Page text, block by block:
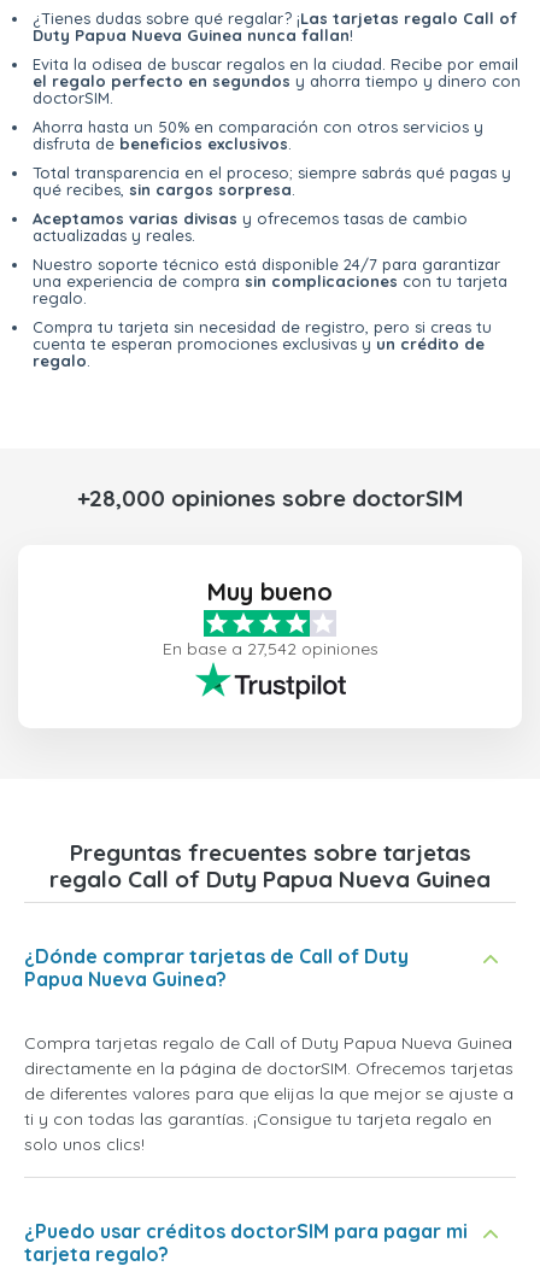
¿Tienes dudas sobre qué regalar? ¡Las tarjetas regalo Call of
Duty Papua Nueva Guinea nunca fallan!
Evita la odisea de buscar regalos en la ciudad. Recibe por email
el regalo perfecto en segundos y ahorra tiempo y dinero con
doctorSIM.
Ahorra hasta un 50% en comparación con otros servicios y
disfruta de beneficios exclusivos
Total transparencia en el proceso; siempre sabrás qué pagas y
qué recibes, sin cargos sorpresa
Aceptamos varias divisas y ofrecemos tasas de cambio
actualizadas y reales.
Nuestro soporte técnico está disponible 24/7 para garantizar
una experiencia de compra sin complicaciones con tu tarjeta
regalo.
Compra tu tarjeta sin necesidad de registro, pero si creas tu
cuenta te esperan promociones exclusivas y un crédito de
regalo
+28,000 opiniones sobre doctorSIM
Muy bueno
En base a 27,542 opiniones
Preguntas frecuentes sobre tarjetas
regalo Call of Duty Papua Nueva Guinea
¿Dónde comprar tarjetas de Call of Duty
Papua Nueva Guinea?
Compra tarjetas regalo de Call of Duty Papua Nueva Guinea
directamente en la página de doctorSIM. Ofrecemos tarjetas
de diferentes valores para que elijas la que mejor se ajuste a
ti y con todas las garantías. ¡Consigue tu tarjeta regalo en
solo unos clics!
¿Puedo usar créditos doctorSIM para pagar mi
tarjeta regalo?